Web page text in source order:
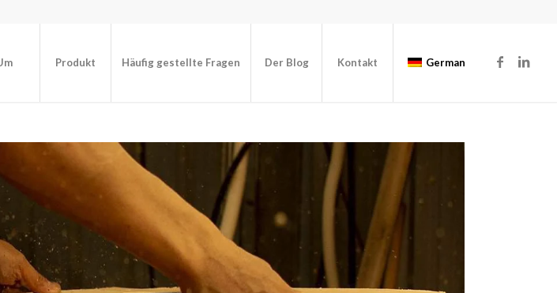
Produkt Häufig gestellte Fragen Der Blog Kontakt German